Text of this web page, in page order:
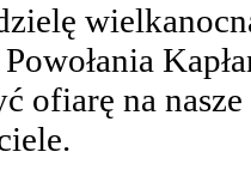
ofiarę na